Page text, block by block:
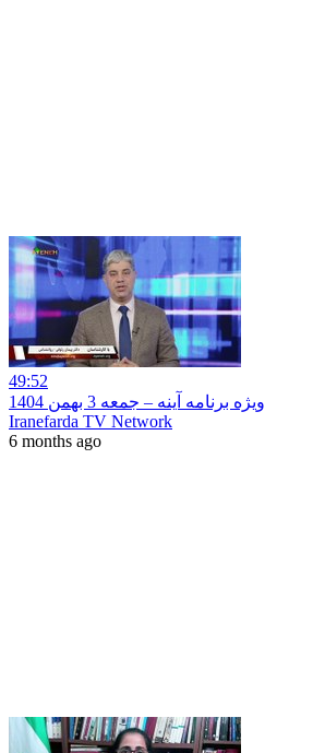
49:52
ویژه برنامه آینه – جمعه 3 بهمن 1404
Iranefarda TV Network
6 months ago